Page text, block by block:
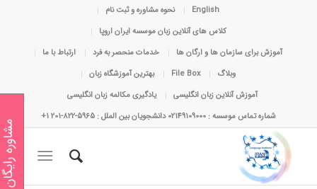
English
نحوه مشاوره و ثبت نام
کلاس های آنلاین زبان موسسه ایران اروپا
آموزش برای سازمان ها و ارگان ها
خدمات منحصر به فرد
ارتباط با ما
وبلاگ
File Box
بهترین آموزشگاه زبان
آموزش آنلاین زبان انگلیسی
یادگیری مکالمه زبان انگلیسی
شماره تماس موسسه : 02149109000 دانشجویان بین الملل : 5965-822-201 1+